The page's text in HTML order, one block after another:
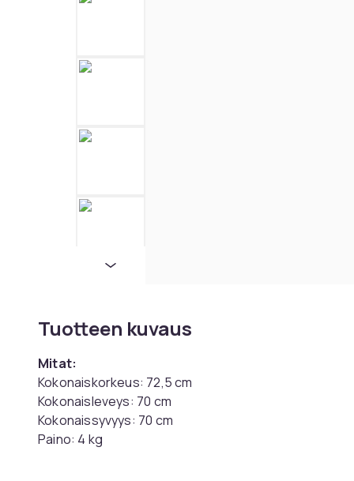
Tuotteen kuvaus
Mitat:
Kokonaiskorkeus: 72,5 cm
Kokonaisleveys: 70 cm
Kokonaissyvyys: 70 cm
Paino: 4 kg